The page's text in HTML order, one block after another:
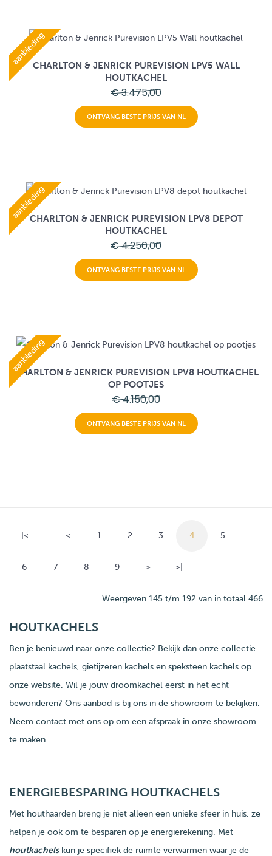
aanbiedingCHARLTON & JENRICK PUREVISION LPV5 WALL
HOUTKACHEL
€ 3.475,00
ONTVANG BESTE PRIJS VAN NL
aanbiedingCHARLTON & JENRICK PUREVISION LPV8 DEPOT
HOUTKACHEL
€ 4.250,00
ONTVANG BESTE PRIJS VAN NL
aanbieding
CHARLTON & JENRICK PUREVISION LPV8 HOUTKACHEL
OP POOTJES
€ 4.150,00
ONTVANG BESTE PRIJS VAN NL
|< < 1 2 3 4 5
6 7 8 9 > >|
Weergeven 145 t/m 192 van in totaal 466
HOUTKACHELS
Ben je benieuwd naar onze collectie? Bekijk dan onze collectie
plaatstaal kachels, gietijzeren kachels en speksteen kachels op
onze website. Wil je jouw droomkachel eerst in het echt
bewonderen? Ons aanbod is bij ons in de showroom te bekijken.
Neem contact met ons op om een afspraak in onze showroom
te maken.
ENERGIEBESPARING HOUTKACHELS
Met houthaarden breng je niet alleen een unieke sfeer in huis, ze
helpen je ook om te besparen op je energierekening. Met
houtkachelskun je specifiek de ruimte verwarmen waar je de